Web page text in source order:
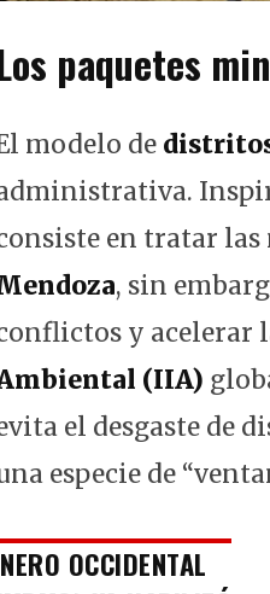
paquetes
modelo de
en tratar las
, sin
y acelerar
(IIA)
el desgaste de
especie de
OCCIDENTAL